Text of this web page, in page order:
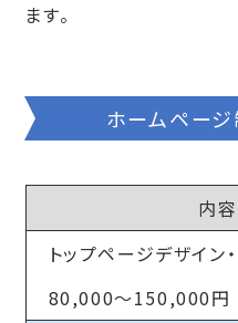
ます。
ホームページ
内
トップページデザイン
80,000～150,000円